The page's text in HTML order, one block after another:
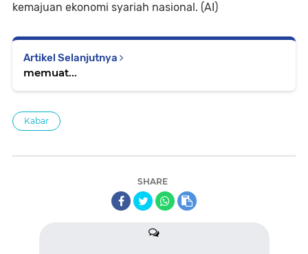
kemajuan ekonomi syariah nasional. (AI)
Artikel Selanjutnya
memuat...
Kabar
SHARE